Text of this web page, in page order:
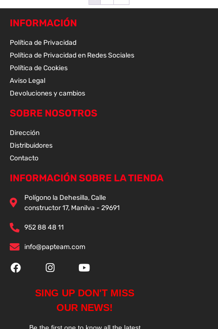
INFORMACIÓN
Política de Privacidad
Política de Privacidad en Redes Sociales
Política de Cookies
Aviso Legal
Devoluciones y cambios
SOBRE NOSOTROS
Dirección
Distribuidores
Contacto
INFORMACIÓN SOBRE LA TIENDA
Polígono la Dehesilla, Calle
constructor 17, Manilva - 29691
952 88 48 11
info@papteam.com